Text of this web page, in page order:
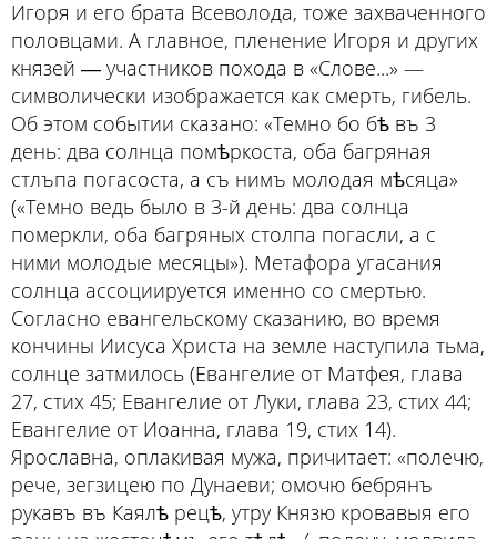
Игоря и его брата Всеволода, тоже захваченного
половцами. А главное, пленение Игоря и других
князей ― участников похода в «Слове...» —
символически изображается как смерть, гибель.
Об этом событии сказано: «Темно бо бѣ въ 3
день: два солнца помѣркоста, оба багряная
стлъпа погасоста, а съ нимъ молодая мѣсяца»
(«Темно ведь было в 3-й день: два солнца
померкли, оба багряных столпа погасли, а с
ними молодые месяцы»). Метафора угасания
солнца ассоциируется именно со смертью.
Согласно евангельскому сказанию, во время
кончины Иисуса Христа на земле наступила тьма,
солнце затмилось (Евангелие от Матфея, глава
27, стих 45; Евангелие от Луки, глава 23, стих 44;
Евангелие от Иоанна, глава 19, стих 14).
Ярославна, оплакивая мужа, причитает: «полечю,
рече, зегзицею по Дунаеви; омочю бебрянъ
рукавъ въ Каялѣ рецѣ, утру Князю кровавыя его